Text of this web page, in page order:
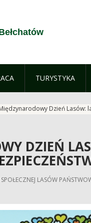
TURYSTYKA
Dzień Lasów:
DZIEŃ
LASÓW